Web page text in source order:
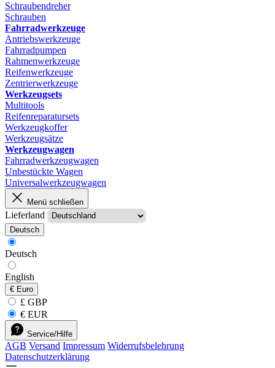
Schraubendreher
Schrauben
Fahrradwerkzeuge
Antriebswerkzeuge
Fahrradpumpen
Rahmenwerkzeuge
Reifenwerkzeuge
Zentrierwerkzeuge
Werkzeugsets
Multitools
Reifenreparatursets
Werkzeugkoffer
Werkzeugsätze
Werkzeugwagen
Fahrradwerkzeugwagen
Unbestückte Wagen
Universalwerkzeugwagen
Menü schließen
Lieferland
Deutsch
Deutsch
English
€ Euro
£ GBP
€ EUR
Service/Hilfe
AGB Versand Impressum Widerrufsbelehrung
Datenschutzerklärung